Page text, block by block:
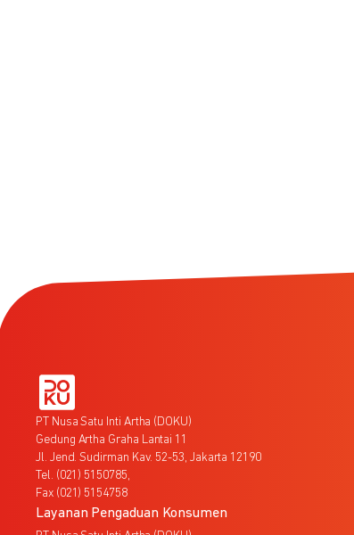
PT Nusa Satu Inti Artha (DOKU)
Gedung Artha Graha Lantai 11
Jl. Jend. Sudirman Kav. 52-53, Jakarta 12190
Tel. (021) 5150785,
Fax (021) 5154758
Layanan Pengaduan Konsumen